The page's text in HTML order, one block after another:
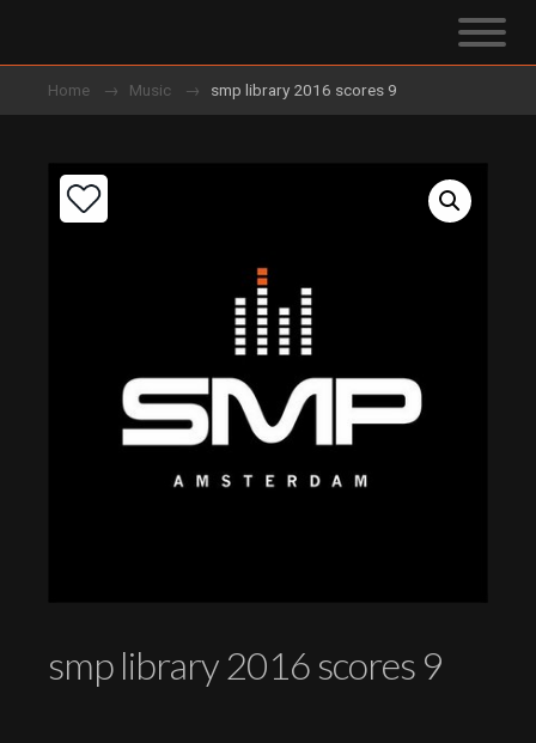
Home Music smp library 2016 scores 9
smp library 2016 scores 9